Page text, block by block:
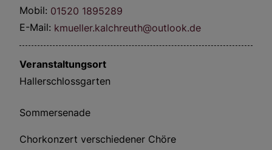
Sommersenade
Chorkonzert verschiedener Chöre
Mobil: 01520 1895289
E-Mail: kmueller.kalchreuth@outlook.de
Veranstaltungsort
Hallerschlossgarten